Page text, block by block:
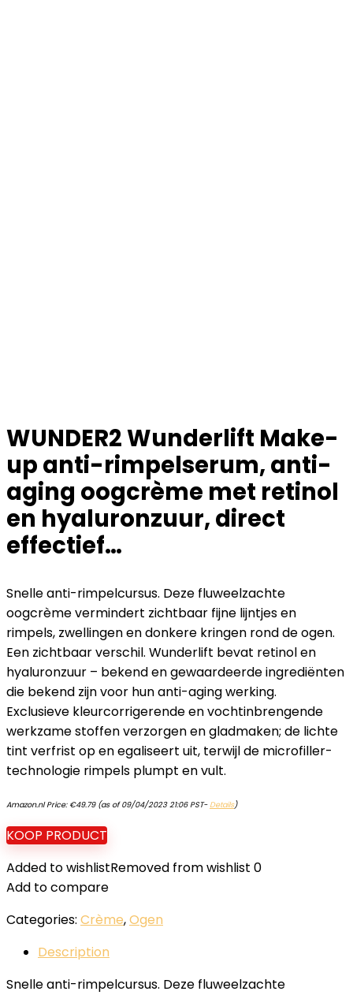
WUNDER2 Wunderlift Make-
up anti-rimpelserum, anti-
aging oogcrème met retinol
en hyaluronzuur, direct
effectief…
Snelle anti-rimpelcursus. Deze fluweelzachte
oogcrème vermindert zichtbaar fijne lijntjes en
rimpels, zwellingen en donkere kringen rond de ogen.
Een zichtbaar verschil. Wunderlift bevat retinol en
hyaluronzuur – bekend en gewaardeerde ingrediënten
die bekend zijn voor hun anti-aging werking.
Exclusieve kleurcorrigerende en vochtinbrengende
werkzame stoffen verzorgen en gladmaken; de lichte
tint verfrist op en egaliseert uit, terwijl de microfiller-
technologie rimpels plumpt en vult.
Amazon.nl Price: €49.79(as of 09/04/2023 21:06 PST- Details)
KOOP PRODUCT
Added to wishlistRemoved from wishlist 0
Add to compare
Categories: Crème,Ogen
Description
Snelle anti-rimpelcursus. Deze fluweelzachte